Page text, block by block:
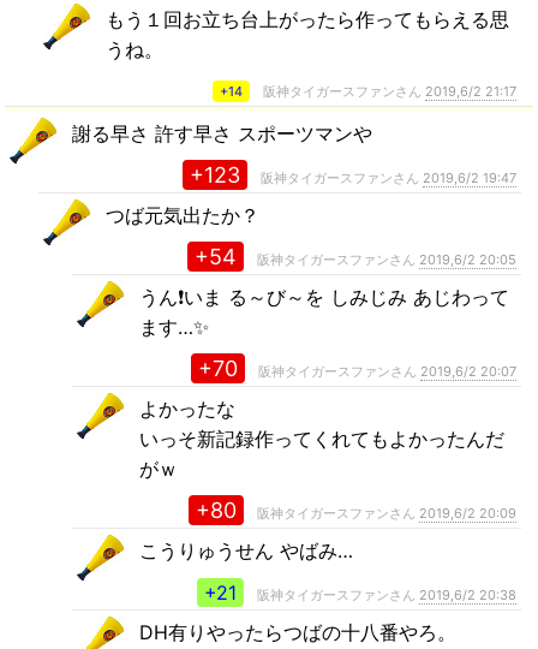
もう１回お立ち台上がったら作ってもらえる思
うね。
+14 阪神タイガースファンさん 2019,6/2 21:17
謝る早さ 許す早さ スポーツマンや
+123 阪神タイガースファンさん 2019,6/2 19:47
つば元気出たか？
+54 阪神タイガースファンさん 2019,6/2 20:05
うん❗いま る～び～を しみじみ あじわって
ます…✨
+70 阪神タイガースファンさん 2019,6/2 20:07
よかったな
いっそ新記録作ってくれてもよかったんだ
がｗ
+80 阪神タイガースファンさん 2019,6/2 20:09
こうりゅうせん やばみ…
+21
阪神タイガースファンさん 2019,6/2 20:38
DH有りやったらつばの十八番やろ。